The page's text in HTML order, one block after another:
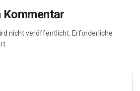
Kommentar
nicht veröffentlicht. Erforderliche